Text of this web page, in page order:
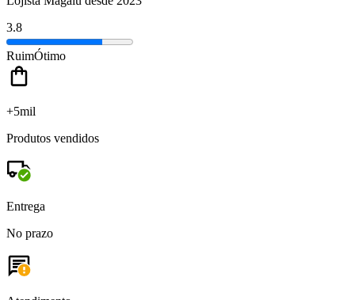
3.8
RuimÓtimo
+5mil
Produtos vendidos
Entrega
No prazo